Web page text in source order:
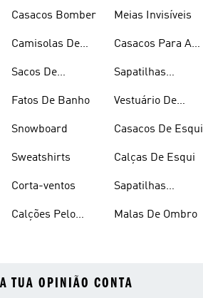
Casacos Bomber
Camisolas De
Sacos De
Fatos De Banho
Snowboard
Sweatshirts
Corta-ventos
Calções Pelo
Meias Invisíveis
Casacos Para A
Sapatilhas
Vestuário De
Casacos De Esqui
Calças De Esqui
Sapatilhas
Malas De Ombro
A TUA OPINIÃO CONTA